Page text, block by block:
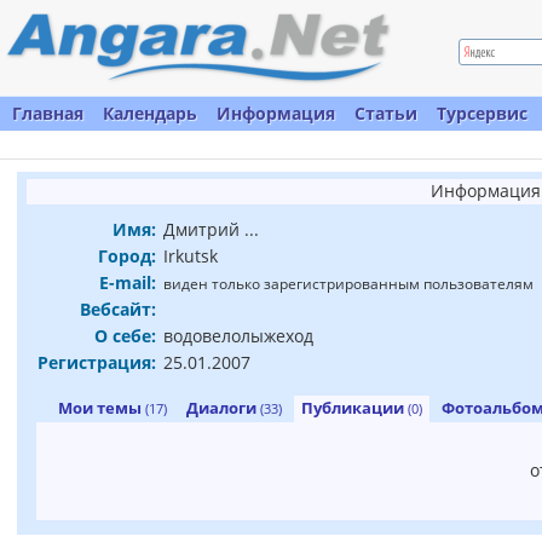
Главная Календарь Информация Статьи Турсервис
Информация
Имя: Дмитрий ...
Город: Irkutsk
E-mail: виден только зарегистрированным пользователям
Вебсайт:
О себе: водовелолыжеход
Регистрация: 25.01.2007
Мои темы (17) Диалоги (33) Публикации (0)